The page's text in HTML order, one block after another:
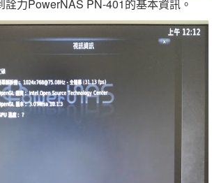
力PowerNAS PN-401的基本資訊。